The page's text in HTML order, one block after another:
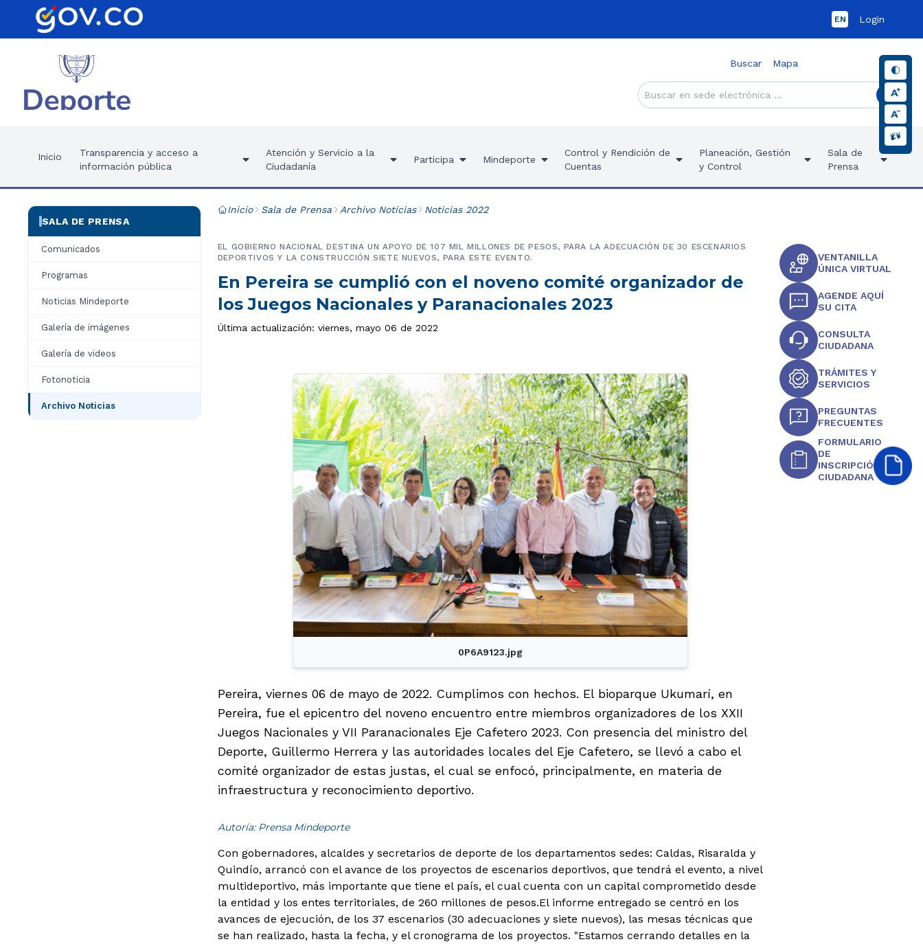
EN Login
Buscar Mapa
Inicio
Transparencia y acceso a
información pública
Atención y Servicio a la
Ciudadanía
Participa Mindeporte
Control y Rendición de
Cuentas
Planeación, Gestión
y Control
Sala de
Prensa
SALA DE PRENSA
Comunicados
Programas
Noticias Mindeporte
Galería de imágenes
Galería de videos
Fotonoticia
Archivo Noticias
Inicio Sala de Prensa Archivo Noticias Noticias 2022
En Pereira se cumplió con el noveno comité organizador de
los Juegos Nacionales y Paranacionales 2023
EL GOBIERNO NACIONAL DESTINA UN APOYO DE 107 MIL MILLONES DE PESOS, PARA LA ADECUACIÓN DE 30 ESCENARIOS
DEPORTIVOS Y LA CONSTRUCCIÓN SIETE NUEVOS, PARA ESTE EVENTO.
Última actualización: viernes, mayo 06 de 2022
0P6A9123.jpg
Pereira, viernes 06 de mayo de 2022. Cumplimos con hechos. El bioparque Ukumarí, en
Pereira, fue el epicentro del noveno encuentro entre miembros organizadores de los XXII
Juegos Nacionales y VII Paranacionales Eje Cafetero 2023. Con presencia del ministro del
Deporte, Guillermo Herrera y las autoridades locales del Eje Cafetero, se llevó a cabo el
comité organizador de estas justas, el cual se enfocó, principalmente, en materia de
infraestructura y reconocimiento deportivo.
Autoría: Prensa Mindeporte
Con gobernadores, alcaldes y secretarios de deporte de los departamentos sedes: Caldas, Risaralda y
Quindío, arrancó con el avance de los proyectos de escenarios deportivos, que tendrá el evento, a nivel
multideportivo, más importante que tiene el país, el cual cuenta con un capital comprometido desde
la entidad y los entes territoriales, de 260 millones de pesos.El informe entregado se centró en los
avances de ejecución, de los 37 escenarios (30 adecuaciones y siete nuevos), las mesas técnicas que
se han realizado, hasta la fecha, y el cronograma de los proyectos. "Estamos cerrando detalles en la
VENTANILLA
ÚNICA VIRTUAL
AGENDE AQUÍ
SU CITA
CONSULTA
CIUDADANA
TRÁMITES Y
SERVICIOS
PREGUNTAS
FRECUENTES
FORMULARIO
DE
INSCRIPCIÓN
CIUDADANA